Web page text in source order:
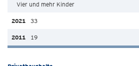
Vier und mehr Kinder
33
19